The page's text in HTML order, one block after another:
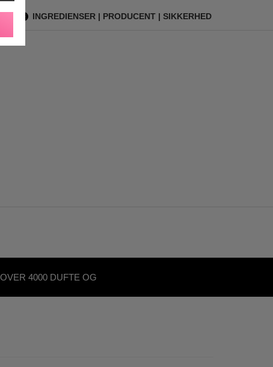
INGREDIENSER | PRODUCENT | SIKKERHED
OVER 4000 DUFTE OG